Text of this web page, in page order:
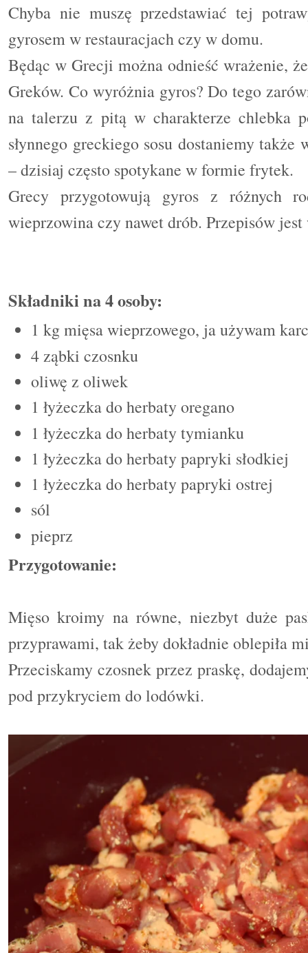
Chyba nie muszę przedstawiać tej
gyrosem w restauracjach czy w domu.
Będąc w Grecji można odnieść wrażenie,
Greków. Co wyróżnia gyros? Do tego
na talerzu z pitą w charakterze chlebka
słynnego greckiego sosu dostaniemy
– dzisiaj często spotykane w formie frytek.
Grecy przygotowują gyros z różnych
wieprzowina czy nawet drób. Przepisów
Składniki na 4 osoby:
1 kg mięsa wieprzowego, ja używam
4 ząbki czosnku
oliwę z oliwek
1 łyżeczka do herbaty oregano
1 łyżeczka do herbaty tymianku
1 łyżeczka do herbaty papryki słodkiej
1 łyżeczka do herbaty papryki ostrej
sól
pieprz
Przygotowanie:
Mięso kroimy na równe, niezbyt duże
przyprawami, tak żeby dokładnie oblepiła
Przeciskamy czosnek przez praskę,
pod przykryciem do lodówki.